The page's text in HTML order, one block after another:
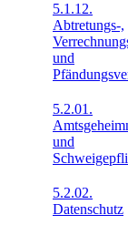
5.1.12.
Abtretungs-,
und
5.2.01.
und
5.2.02.
Datenschutz